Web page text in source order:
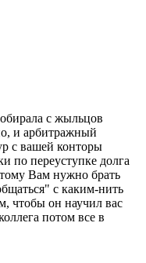
с жыльцов
и арбитражный
с вашей конторы
по переуступке долга
Вам нужно брать
с каким-нить
чтобы он научил вас
потом все в